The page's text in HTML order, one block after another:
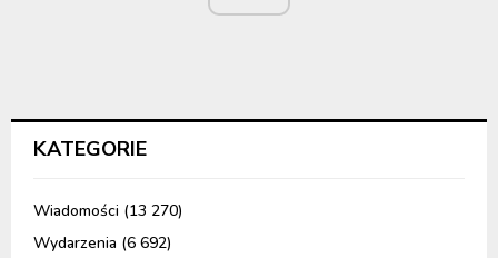
KATEGORIE
Wiadomości (13 270)
Wydarzenia (6 692)